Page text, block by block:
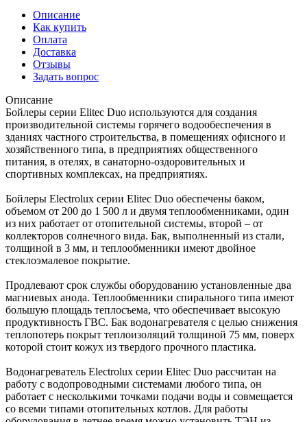
Описание
Как купить
Оплата
Доставка
Отзывы
Задать вопрос
Описание
Бойлеры серии Elitec Duo используются для создания
производительной системы горячего водообеспечения в
зданиях частного строительства, в помещениях офисного и
хозяйственного типа, в предприятиях общественного
питания, в отелях, в санаторно-оздоровительных и
спортивных комплексах, на предприятиях.
Бойлеры Electrolux серии Elitec Duo обеспечены баком,
объемом от 200 до 1 500 л и двумя теплообменниками, один
из них работает от отопительной системы, второй – от
коллекторов солнечного вида. Бак, выполненный из стали,
толщиной в 3 мм, и теплообменники имеют двойное
стеклоэмалевое покрытие.
Продлевают срок службы оборудованию установленные два
магниевых анода. Теплообменники спирального типа имеют
большую площадь теплосъема, что обеспечивает высокую
продуктивность ГВС. Бак водонагревателя с целью снижения
теплопотерь покрыт теплоизоляций толщиной 75 мм, поверх
которой стоит кожух из твердого прочного пластика.
Водонагреватель Electrolux серии Elitec Duo рассчитан на
работу с водопроводными системами любого типа, он
работает с несколькими точками подачи воды и совмещается
со всеми типами отопительных котлов. Для работы